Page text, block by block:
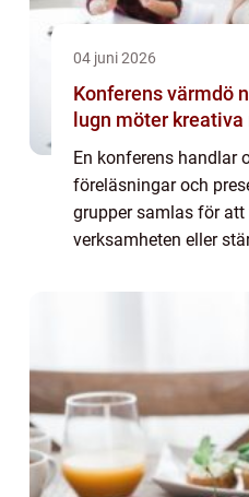
04 juni 2026
Konferens värmdö när skärgårdens
lugn möter
En konferens handlar
föreläsningar och
grupper samlas för
verksamheten eller
Fler företag och